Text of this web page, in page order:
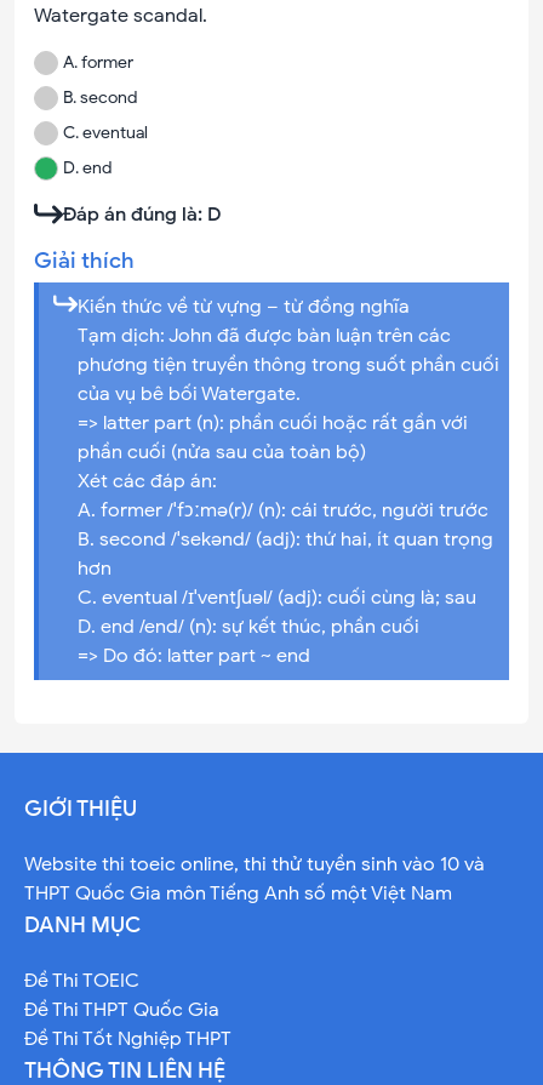
Watergate scandal.
A.former
B.second
C.eventual
D.end
Đáp án đúng là: D
Giải thích
Kiến thức về từ vựng – từ đồng nghĩa
Tạm dịch: John đã được bàn luận trên các
phương tiện truyền thông trong suốt phần cuối
của vụ bê bối Watergate.
=> latter part (n): phần cuối hoặc rất gần với
phần cuối (nửa sau của toàn bộ)
Xét các đáp án:
A. former /ˈfɔːmə(r)/ (n): cái trước, người trước
B. second /ˈsekənd/ (adj): thứ hai, ít quan trọng
hơn
C. eventual /ɪˈventʃuəl/ (adj): cuối cùng là; sau
D. end /end/ (n): sự kết thúc, phần cuối
=> Do đó: latter part ~ end
GIỚI THIỆU
Website thi toeic online, thi thử tuyền sinh vào 10 và
THPT Quốc Gia môn Tiếng Anh số một Việt Nam
DANH MỤC
Đề Thi TOEIC
Đề Thi THPT Quốc Gia
Đề Thi Tốt Nghiệp THPT
THÔNG TIN LIÊN HỆ